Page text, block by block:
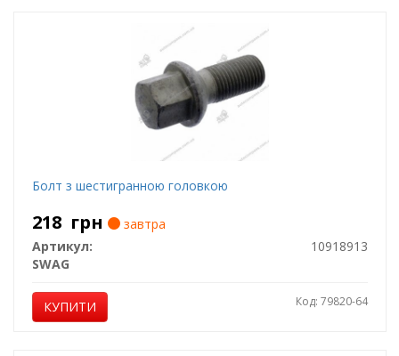
Болт з шестигранною головкою
218 грн
завтра
Артикул:
10918913
SWAG
КУПИТИ Код: 79820-64